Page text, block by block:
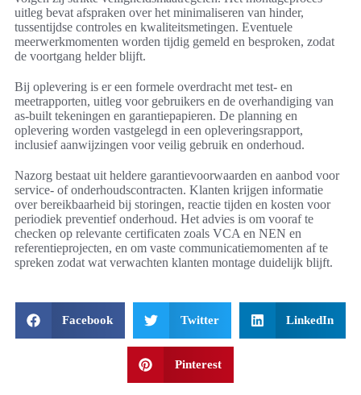
uitleg bevat afspraken over het minimaliseren van hinder,
tussentijdse controles en kwaliteitsmetingen. Eventuele
meerwerkmomenten worden tijdig gemeld en besproken, zodat
de voortgang helder blijft.
Bij oplevering is er een formele overdracht met test- en
meetrapporten, uitleg voor gebruikers en de overhandiging van
as-built tekeningen en garantiepapieren. De planning en
oplevering worden vastgelegd in een opleveringsrapport,
inclusief aanwijzingen voor veilig gebruik en onderhoud.
Nazorg bestaat uit heldere garantievoorwaarden en aanbod voor
service- of onderhoudscontracten. Klanten krijgen informatie
over bereikbaarheid bij storingen, reactie tijden en kosten voor
periodiek preventief onderhoud. Het advies is om vooraf te
checken op relevante certificaten zoals VCA en NEN en
referentieprojecten, en om vaste communicatiemomenten af te
spreken zodat wat verwachten klanten montage duidelijk blijft.
Facebook Twitter LinkedIn
Pinterest